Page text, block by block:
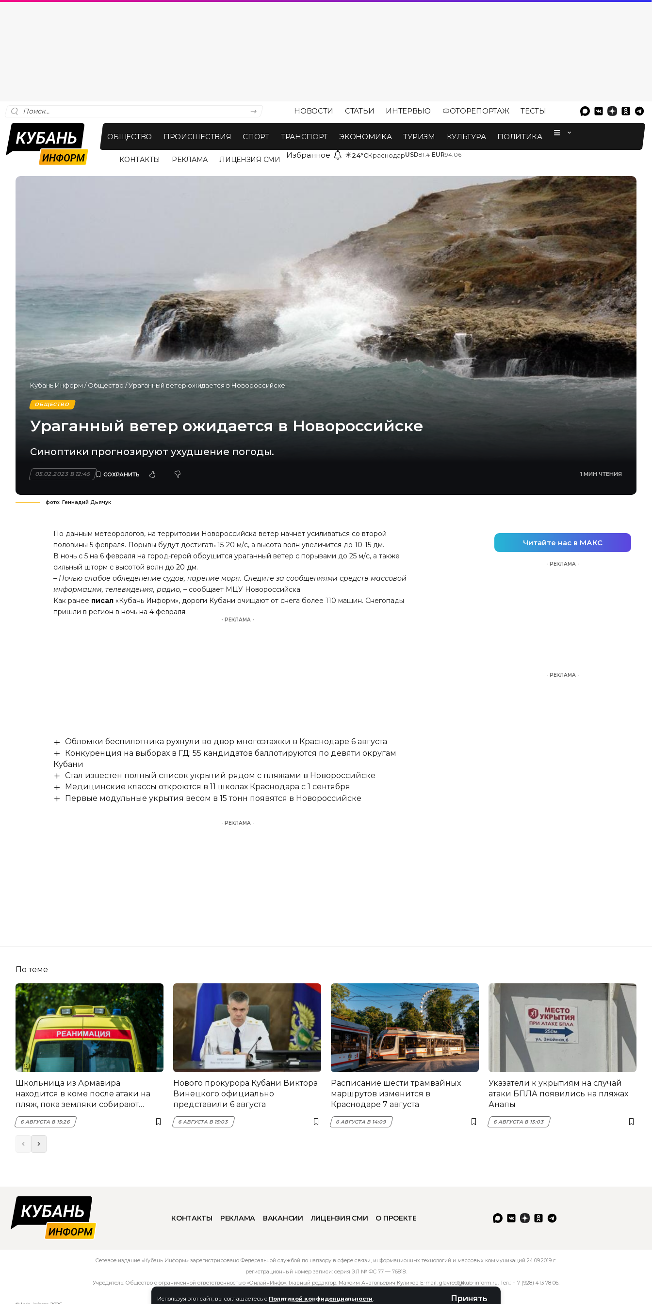
Используя этот сайт, вы соглашаетесь с Политикой конфиденциальности Принять
НОВОСТИ СТАТЬИ ИНТЕРВЬЮ ФОТОРЕПОРТАЖ ТЕСТЫ
ОБЩЕСТВО ПРОИСШЕСТВИЯ СПОРТ ТРАНСПОРТ ЭКОНОМИКА ТУРИЗМ КУЛЬТУРА ПОЛИТИКА
КОНТАКТЫ РЕКЛАМА ЛИЦЕНЗИЯ СМИ Избранное ☀24°CКраснодарUSD81.41EUR94.06
Кубань Информ /Общество /Ураганный ветер ожидается в Новороссийске
ОБЩЕСТВО
Ураганный ветер ожидается в Новороссийске
Синоптики прогнозируют ухудшение погоды.
05.02.2023 В 12:45 1 МИН ЧТЕНИЯ
фото: Геннадий Дьячук
По данным метеорологов, на территории Новороссийска ветер начнет усиливаться со второй
половины 5 февраля. Порывы будут достигать 15-20 м/с, а высота волн увеличится до 10-15 дм.
В ночь с 5 на 6 февраля на город-герой обрушится ураганный ветер с порывами до 25 м/с, а также
сильный шторм с высотой волн до 20 дм.
– Ночью слабое обледенение судов, парение моря. Следите за сообщениями средств массовой
информации, телевидения, радио,– сообщает МЦУ Новороссийска.
Как ранее писал «Кубань Информ», дороги Кубани очищают от снега более 110 машин. Снегопады
пришли в регион в ночь на 4 февраля.
- РЕКЛАМА -
Обломки беспилотника рухнули во двор многоэтажки в Краснодаре 6 августа
Конкуренция на выборах в ГД: 55 кандидатов баллотируются по девяти округам
Кубани
Стал известен полный список укрытий рядом с пляжами в Новороссийске
Медицинские классы откроются в 11 школах Краснодара с 1 сентября
Первые модульные укрытия весом в 15 тонн появятся в Новороссийске
- РЕКЛАМА -
Читайте нас в МАКС
- РЕКЛАМА -
- РЕКЛАМА -
По теме
Школьница из Армавира
находится в коме после атаки на
пляж, пока земляки собирают
помощь
6 АВГУСТА В 15:26
Нового прокурора Кубани Виктора
Винецкого официально
представили 6 августа
6 АВГУСТА В 15:03
Расписание шести трамвайных
маршрутов изменится в
Краснодаре 7 августа
6 АВГУСТА В 14:09
Указатели к укрытиям на случай
атаки БПЛА появились на пляжах
Анапы
6 АВГУСТА В 13:03
КОНТАКТЫ РЕКЛАМА ВАКАНСИИ ЛИЦЕНЗИЯ СМИ О ПРОЕКТЕ
Сетевое издание «Кубань Информ» зарегистрировано Федеральной службой по надзору в сфере связи, информационных технологий и массовых коммуникаций 24.09.2019 г.
регистрационный номер записи: серия ЭЛ № ФС 77 — 76818.
Учредитель: Общество с ограниченной ответственностью «ОнлайнИнфо». Главный редактор: Максим Анатольевич Куликов E-mail: glavred@kub-inform.ru. Тел.: + 7 (928) 413 78 06.